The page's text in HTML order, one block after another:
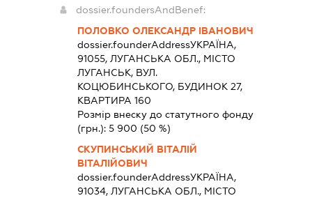
dossier.foundersAndBenef:
ПОЛОВКО ОЛЕКСАНДР ІВАНОВИЧ
dossier.founderAddressУКРАЇНА,
91055, ЛУГАНСЬКА ОБЛ., МІСТО
ЛУГАНСЬК, ВУЛ.
КОЦЮБИНСЬКОГО, БУДИНОК 27,
КВАРТИРА 160
Розмір внеску до статутного фонду
(грн.): 5 900 (50 %)
СКУПИНСЬКИЙ ВІТАЛІЙ
ВІТАЛІЙОВИЧ
dossier.founderAddressУКРАЇНА,
91034, ЛУГАНСЬКА ОБЛ., МІСТО